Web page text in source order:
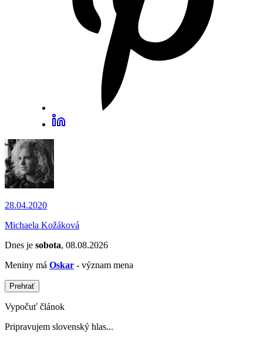
28.04.2020
Michaela Kožáková
Dnes je sobota, 08.08.2026
Meniny má Oskar - význam mena
Prehrať
Vypočuť článok
Pripravujem slovenský hlas...